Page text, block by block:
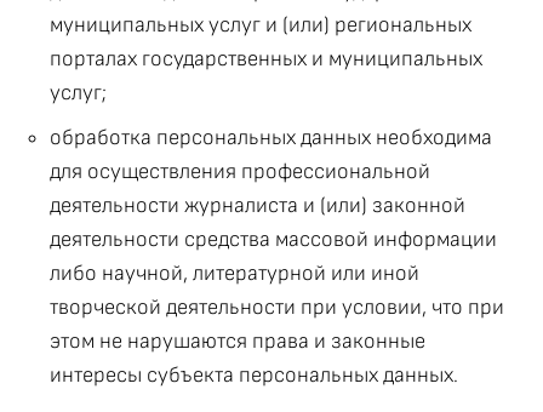
муниципальных услуг и (или) региональных
порталах государственных и муниципальных
услуг;
обработка персональных данных необходима
для осуществления профессиональной
деятельности журналиста и (или) законной
деятельности средства массовой информации
либо научной, литературной или иной
творческой деятельности при условии, что при
этом не нарушаются права и законные
интересы субъекта персональных данных.